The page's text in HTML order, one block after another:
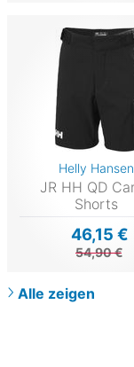
Helly Hansen
JR HH QD
Shorts
46,15 €
54,90 €
Alle zeigen